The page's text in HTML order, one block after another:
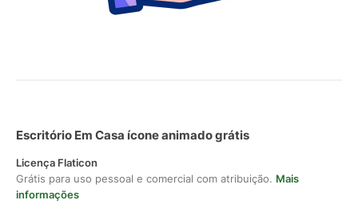
Escritório Em Casa ícone animado grátis
Licença Flaticon
Grátis para uso pessoal e comercial com atribuição. Mais
informações